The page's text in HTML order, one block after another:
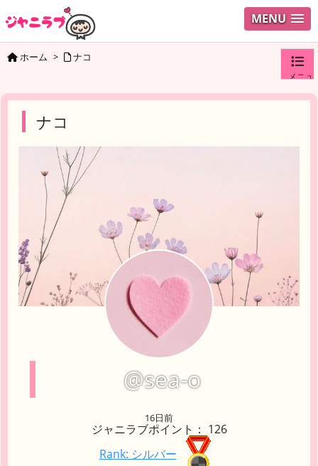
MENU
メニュ
ホーム > ナコ
ナコ
@sea-o
16日前
ジャニラブポイント： 126
Rank: シルバー